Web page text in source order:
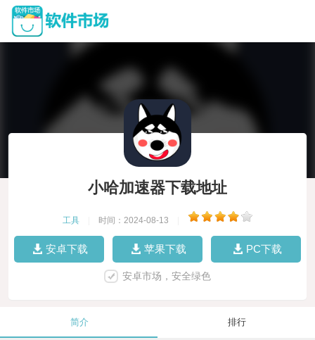
小哈加速器下载地址
工具 时间：2024-08-13
安卓下载 苹果下载 PC下载
安卓市场，安全绿色
简介 排行